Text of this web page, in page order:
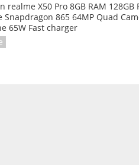
realme X50 Pro 8GB RAM 128GB
Snapdragon 865 64MP Quad
65W Fast charger